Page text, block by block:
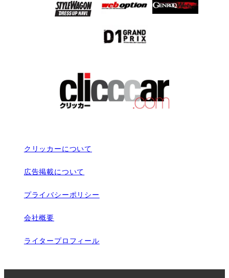
クリッカーについて
広告掲載について
プライバシーポリシー
会社概要
ライタープロフィール